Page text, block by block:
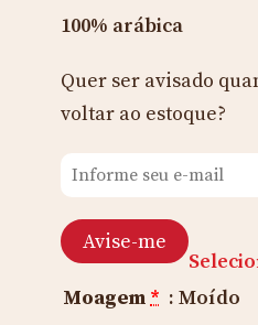
100% arábica
Quer ser avisado
voltar ao estoque?
Avise-me
Moagem* : Moído